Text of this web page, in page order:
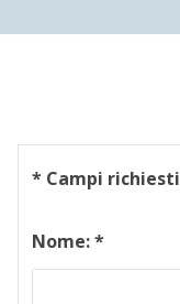
* Campi richiesti
Nome:*